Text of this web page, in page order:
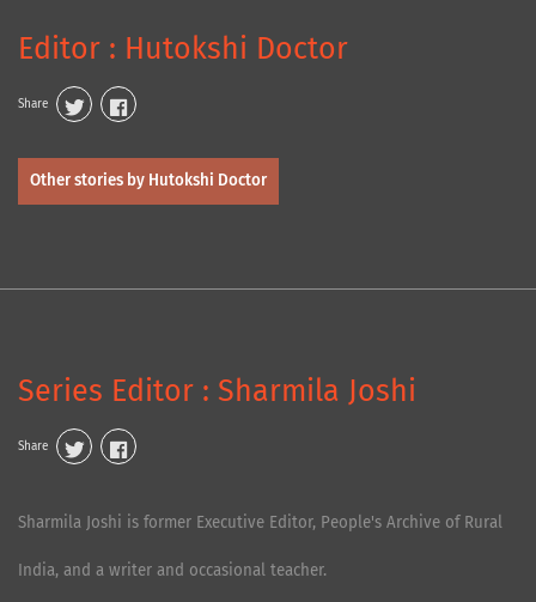
Editor : Hutokshi Doctor
Share
Other stories by Hutokshi Doctor
Series Editor : Sharmila Joshi
Share
Sharmila Joshi is former Executive Editor, People's Archive of Rural
India, and a writer and occasional teacher.